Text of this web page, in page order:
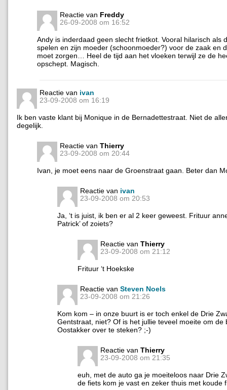
Reactie van Freddy
26-09-2008 om 16:52
Andy is inderdaad geen slecht frietkot. Vooral hilarisch als
spelen en zijn moeder (schoonmoeder?) voor de zaak en
moet zorgen… Heel de tijd aan het vloeken terwijl ze de
opschept. Magisch.
Reactie van ivan
23-09-2008 om 16:19
Ik ben vaste klant bij Monique in de Bernadettestraat. Niet de
degelijk.
Reactie van Thierry
23-09-2008 om 20:44
Ivan, je moet eens naar de Groenstraat gaan. Beter dan
Reactie van ivan
23-09-2008 om 20:53
Ja, ‘t is juist, ik ben er al 2 keer geweest. Frituur
Patrick’ of zoiets?
Reactie van Thierry
23-09-2008 om 21:12
Frituur ‘t Hoekske
Reactie van Steven Noels
23-09-2008 om 21:26
Kom kom – in onze buurt is er toch enkel de Drie
Gentstraat, niet? Of is het jullie teveel moeite om de
Oostakker over te steken? ;-)
Reactie van Thierry
23-09-2008 om 21:35
euh, met de auto ga je moeiteloos naar Drie
de fiets kom je vast en zeker thuis met koude